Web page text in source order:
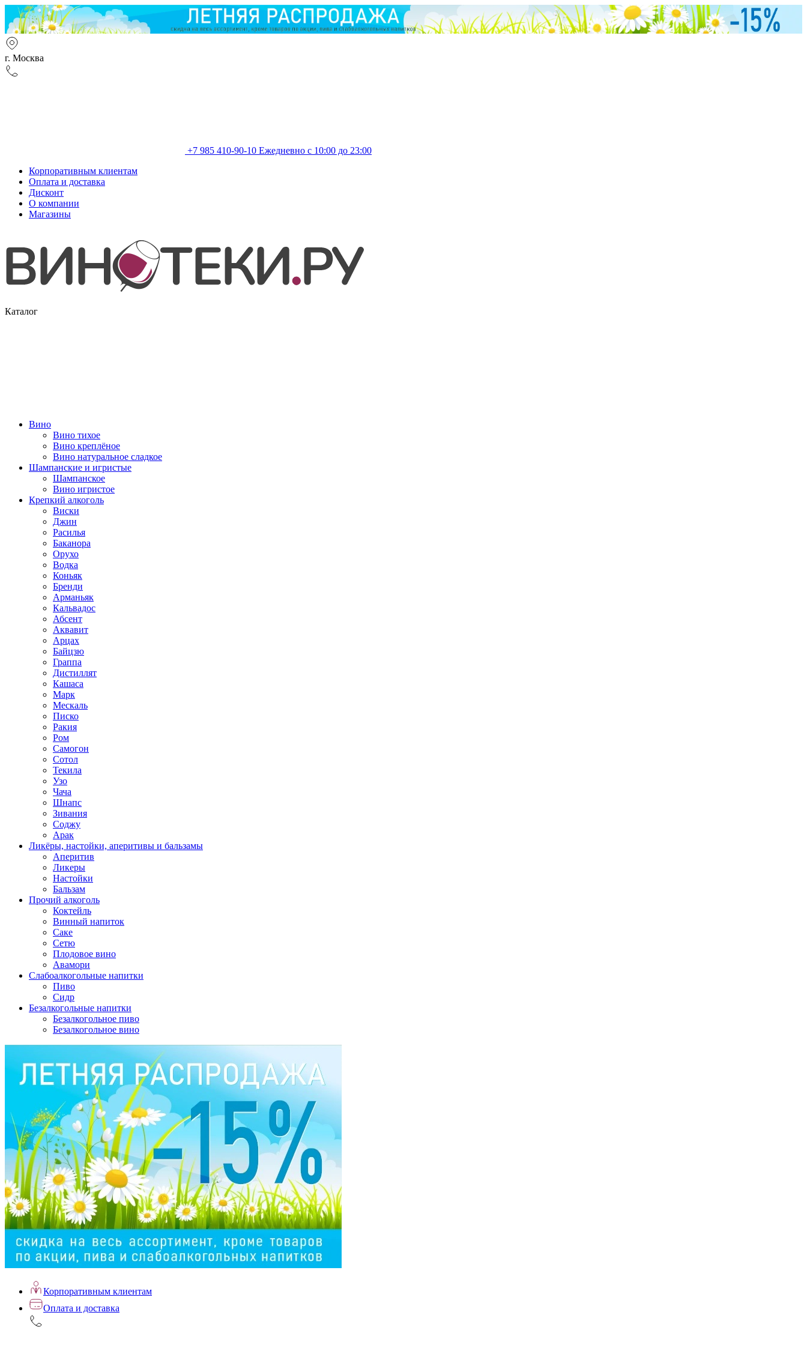
г. Москва
+7 985 410-90-10 Ежедневно с 10:00 до 23:00
Корпоративным клиентам
Оплата и доставка
Дисконт
О компании
Магазины
Каталог
Вино
Вино тихое
Вино креплёное
Вино натуральное сладкое
Шампанские и игристые
Шампанское
Вино игристое
Крепкий алкоголь
Виски
Джин
Расилья
Баканора
Орухо
Водка
Коньяк
Бренди
Арманьяк
Кальвадос
Абсент
Аквавит
Арцах
Байцзю
Граппа
Дистиллят
Кашаса
Марк
Мескаль
Писко
Ракия
Ром
Самогон
Сотол
Текила
Узо
Чача
Шнапс
Зивания
Соджу
Арак
Ликёры, настойки, аперитивы и бальзамы
Аперитив
Ликеры
Настойки
Бальзам
Прочий алкоголь
Коктейль
Винный напиток
Саке
Сетю
Плодовое вино
Авамори
Слабоалкогольные напитки
Пиво
Сидр
Безалкогольные напитки
Безалкогольное пиво
Безалкогольное вино
Корпоративным клиентам
Оплата и доставка